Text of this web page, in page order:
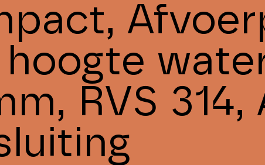
hoogte
RVS 314,